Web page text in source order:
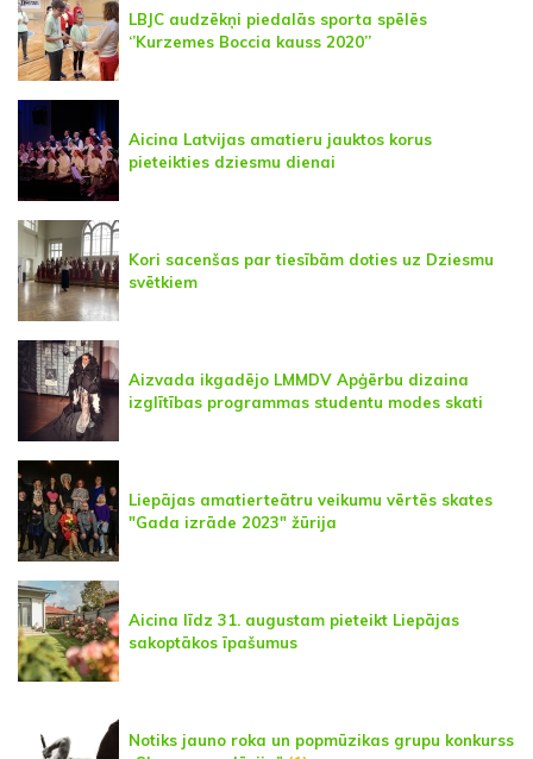
LBJC audzēkņi piedalās sporta spēlēs
‘’Kurzemes Boccia kauss 2020’’
Aicina Latvijas amatieru jauktos korus
pieteikties dziesmu dienai
Kori sacenšas par tiesībām doties uz Dziesmu
svētkiem
Aizvada ikgadējo LMMDV Apģērbu dizaina
izglītības programmas studentu modes skati
Liepājas amatierteātru veikumu vērtēs skates
"Gada izrāde 2023" žūrija
Aicina līdz 31. augustam pieteikt Liepājas
sakoptākos īpašumus
Notiks jauno roka un popmūzikas grupu konkurss